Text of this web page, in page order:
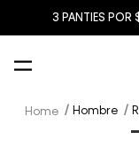
3 PANTIES POR
Hombre